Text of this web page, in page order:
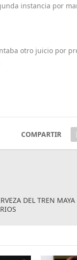
instancia por
otro juicio por
COMPARTIR
DEL TREN